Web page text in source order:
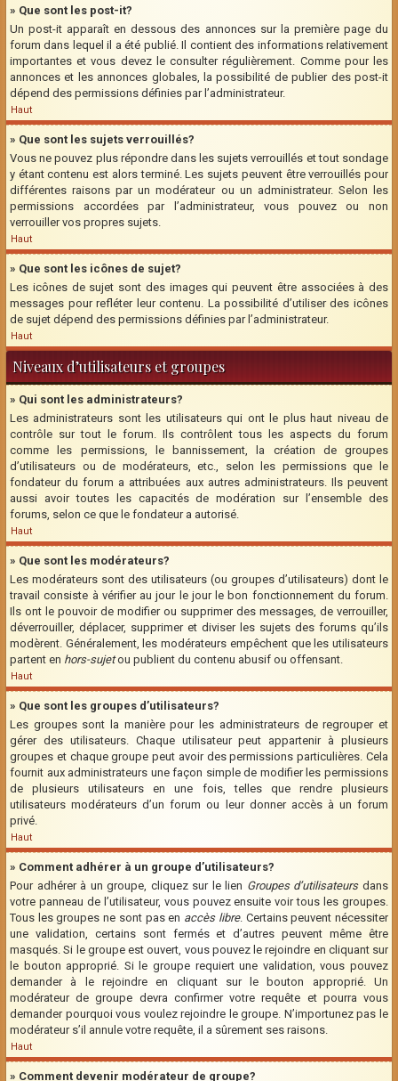
» Que sont les post-it?
Un post-it apparaît en dessous des annonces sur la première page du
forum dans lequel il a été publié. Il contient des informations relativement
importantes et vous devez le consulter régulièrement. Comme pour les
annonces et les annonces globales, la possibilité de publier des post-it
dépend des permissions définies par l’administrateur.
Haut
» Que sont les sujets verrouillés?
Vous ne pouvez plus répondre dans les sujets verrouillés et tout sondage
y étant contenu est alors terminé. Les sujets peuvent être verrouillés pour
différentes raisons par un modérateur ou un administrateur. Selon les
permissions accordées par l’administrateur, vous pouvez ou non
verrouiller vos propres sujets.
Haut
» Que sont les icônes de sujet?
Les icônes de sujet sont des images qui peuvent être associées à des
messages pour refléter leur contenu. La possibilité d’utiliser des icônes
de sujet dépend des permissions définies par l’administrateur.
Haut
Niveaux d’utilisateurs et groupes
» Qui sont les administrateurs?
Les administrateurs sont les utilisateurs qui ont le plus haut niveau de
contrôle sur tout le forum. Ils contrôlent tous les aspects du forum
comme les permissions, le bannissement, la création de groupes
d’utilisateurs ou de modérateurs, etc., selon les permissions que le
fondateur du forum a attribuées aux autres administrateurs. Ils peuvent
aussi avoir toutes les capacités de modération sur l’ensemble des
forums, selon ce que le fondateur a autorisé.
Haut
» Que sont les modérateurs?
Les modérateurs sont des utilisateurs (ou groupes d’utilisateurs) dont le
travail consiste à vérifier au jour le jour le bon fonctionnement du forum.
Ils ont le pouvoir de modifier ou supprimer des messages, de verrouiller,
déverrouiller, déplacer, supprimer et diviser les sujets des forums qu’ils
modèrent. Généralement, les modérateurs empêchent que les utilisateurs
partent en hors-sujetou publient du contenu abusif ou offensant.
Haut
» Que sont les groupes d’utilisateurs?
Les groupes sont la manière pour les administrateurs de regrouper et
gérer des utilisateurs. Chaque utilisateur peut appartenir à plusieurs
groupes et chaque groupe peut avoir des permissions particulières. Cela
fournit aux administrateurs une façon simple de modifier les permissions
de plusieurs utilisateurs en une fois, telles que rendre plusieurs
utilisateurs modérateurs d’un forum ou leur donner accès à un forum
privé.
Haut
» Comment adhérer à un groupe d’utilisateurs?
Pour adhérer à un groupe, cliquez sur le lien Groupes d’utilisateursdans
votre panneau de l’utilisateur, vous pouvez ensuite voir tous les groupes.
Tous les groupes ne sont pas en accès libre. Certains peuvent nécessiter
une validation, certains sont fermés et d’autres peuvent même être
masqués. Si le groupe est ouvert, vous pouvez le rejoindre en cliquant sur
le bouton approprié. Si le groupe requiert une validation, vous pouvez
demander à le rejoindre en cliquant sur le bouton approprié. Un
modérateur de groupe devra confirmer votre requête et pourra vous
demander pourquoi vous voulez rejoindre le groupe. N’importunez pas le
modérateur s’il annule votre requête, il a sûrement ses raisons.
Haut
» Comment devenir modérateur de groupe?